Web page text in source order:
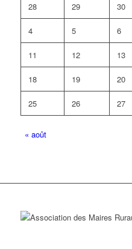
28 29 30
4 5 6
11 12 13
18 19 20
25 26 27
« août